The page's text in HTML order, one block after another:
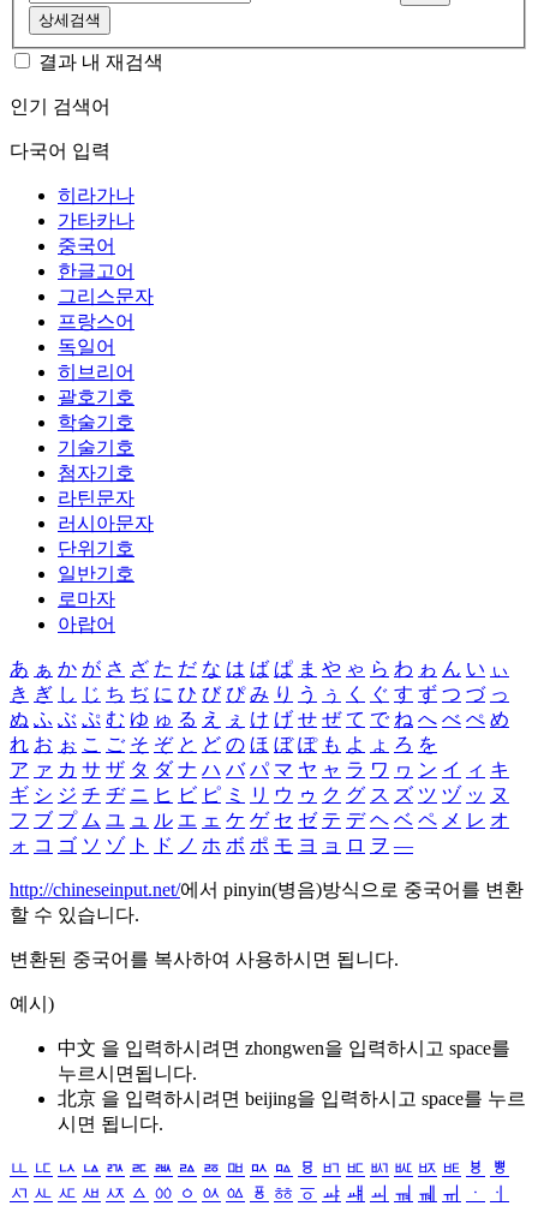
상세검색
결과 내 재검색
인기 검색어
다국어 입력
히라가나
가타카나
중국어
한글고어
그리스문자
프랑스어
독일어
히브리어
괄호기호
학술기호
기술기호
첨자기호
라틴문자
러시아문자
단위기호
일반기호
로마자
아랍어
あ ぁ か が さ ざ た だ な は ば ぱ ま や ゃ ら わ ゎ ん い ぃ
き ぎ し じ ち ぢ に ひ び ぴ み り う ぅ く ぐ す ず つ づ っ
ぬ ふ ぶ ぷ む ゆ ゅ る え ぇ け げ せ ぜ て で ね へ べ ぺ め
れ お ぉ こ ご そ ぞ と ど の ほ ぼ ぽ も よ ょ ろ を
ア ァ カ サ ザ タ ダ ナ ハ バ パ マ ヤ ャ ラ ワ ヮ ン イ ィ キ
ギ シ ジ チ ヂ ニ ヒ ビ ピ ミ リ ウ ゥ ク グ ス ズ ツ ヅ ッ ヌ
フ ブ プ ム ユ ュ ル エ ェ ケ ゲ セ ゼ テ デ ヘ ベ ペ メ レ オ
ォ コ ゴ ソ ゾ ト ド ノ ホ ボ ポ モ ヨ ョ ロ ヲ ―
http://chineseinput.net/에서 pinyin(병음)방식으로 중국어를 변환
할 수 있습니다.
변환된 중국어를 복사하여 사용하시면 됩니다.
예시)
中文 을 입력하시려면 zhongwen을 입력하시고 space를
누르시면됩니다.
北京 을 입력하시려면 beijing을 입력하시고 space를 누르
시면 됩니다.
ㅥ ㅦ ㅧ ㅨ ㅩ ㅪ ㅫ ㅬ ㅭ ㅮ ㅯ ㅰ ㅱ ㅲ ㅳ ㅴ ㅵ ㅶ ㅷ ㅸ
ㅹ
ㅺ ㅻ ㅼ ㅽ ㅾ ㅿ ㆀ ㆁ ㆂ ㆃ ㆄ ㆅ ㆆ ㆇ ㆈ ㆉ ㆊ ㆋ ㆌ ㆍ
ㆎ